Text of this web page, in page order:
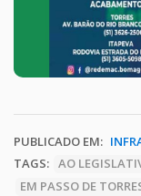
PUBLICADO EM:
TAGS: AO
EM PASSO DE